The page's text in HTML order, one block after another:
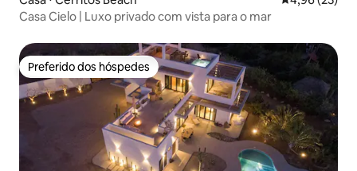
Casa Cielo | Luxo privado com vista para o mar
Preferido dos hóspedes
Preferido dos hóspedes